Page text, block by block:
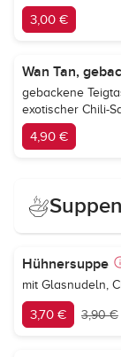
3,00 €
Wan Tan,
gebackene
exotischer Chili-
4,90 €
Suppen
Hühnersuppe
mit Glasnudeln,
3,70 € 3,90 €